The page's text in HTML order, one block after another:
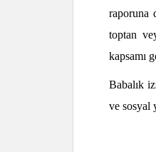
raporuna
toptan
kapsamı
Babalık
ve sosyal